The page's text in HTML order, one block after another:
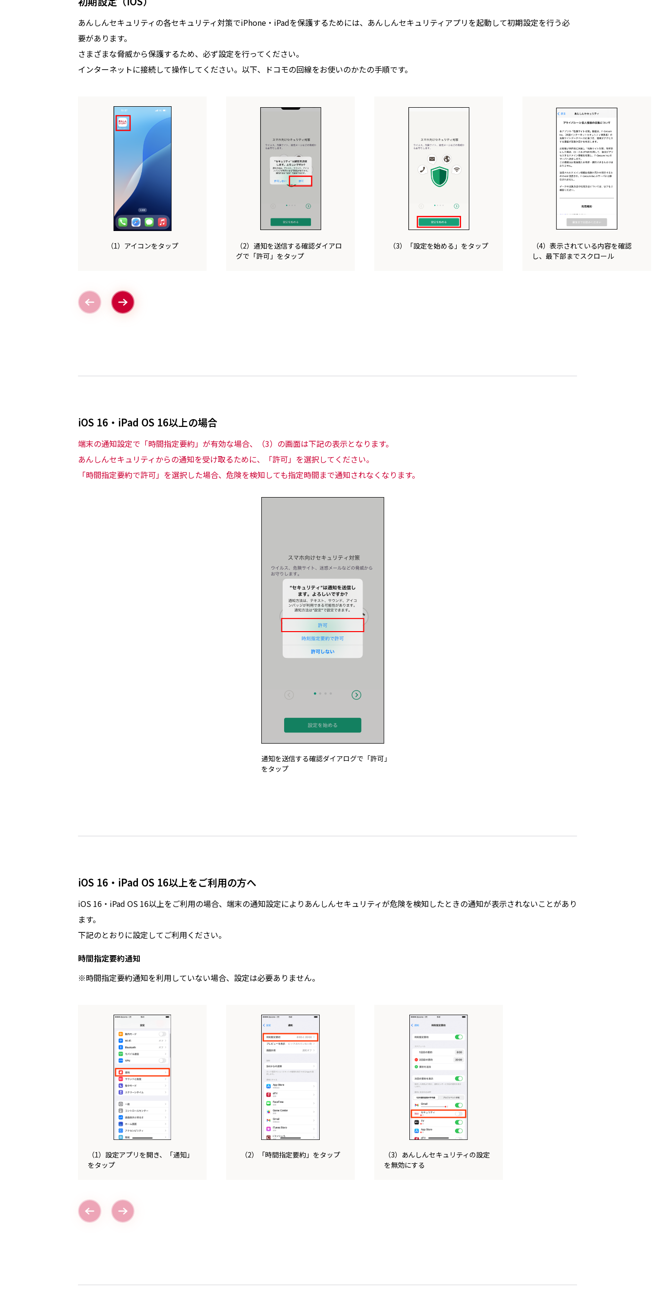
あんしんセキュリティの各セキュリティ対策でiPhone・iPadを保護するためには、あんしんセキュリティアプリを起動して初期設定を行う必
要があります。
さまざまな脅威から保護するため、必ず設定を行ってください。
インターネットに接続して操作してください。以下、ドコモの回線をお使いのかたの手順です。
（1）アイコンをタップ
（2）通知を送信する確認ダイアロ
グで「許可」をタップ
（3）「設定を始める」をタップ
（4）表示されている内容を確認
し、最下部までスクロール
iOS 16・iPad OS 16以上の場合
端末の通知設定で「時間指定要約」が有効な場合、（3）の画面は下記の表示となります。
あんしんセキュリティからの通知を受け取るために、「許可」を選択してください。
「時間指定要約で許可」を選択した場合、危険を検知しても指定時間まで通知されなくなります。
通知を送信する確認ダイアログで「許可」
をタップ
iOS 16・iPad OS 16以上をご利用の方へ
iOS 16・iPad OS 16以上をご利用の場合、端末の通知設定によりあんしんセキュリティが危険を検知したときの通知が表示されないことがあり
ます。
下記のとおりに設定してご利用ください。
時間指定要約通知
※時間指定要約通知を利用していない場合、設定は必要ありません。
（1）設定アプリを開き、「通知」
をタップ
（2）「時間指定要約」をタップ
（3）あんしんセキュリティの設定
を無効にする